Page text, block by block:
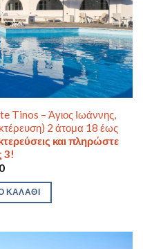
– Άγιος Ιωάννης,
2 άτομα 18 έως
και πληρώστε
3!
ΚΑΛΆΘΙ